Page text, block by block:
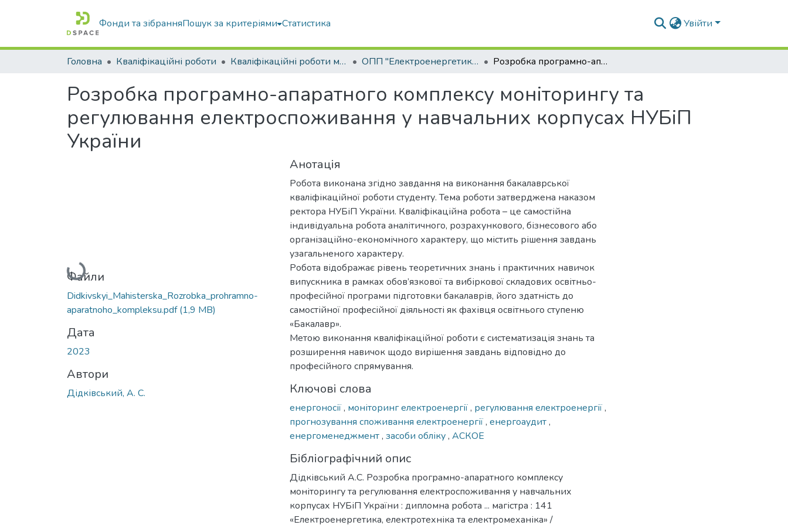
Фонди та зібранняПошук за критеріями Статистика Увійти
Головна Кваліфікаційні роботи Кваліфікаційні роботи магістрів ОПП "Електроенергетика, електротехніка та електромеханіка" Розробка програмно-апаратного комплексу моніторингу та регулювання електроспоживання у навчальних корпусах НУБіП України
Розробка програмно-апаратного комплексу моніторингу та
регулювання електроспоживання у навчальних корпусах НУБіП
України
Вантажиться...
Файли
Didkivskyi_Mahisterska_Rozrobka_prohramno-
aparatnoho_kompleksu.pdf(1,9 MB)
Дата
2023
Автори
Дідківський, А. С.
Анотація
Робота виконана згідно завдання на виконання бакалаврської
кваліфікаційної роботи студенту. Тема роботи затверджена наказом
ректора НУБіП України. Кваліфікаційна робота – це самостійна
індивідуальна робота аналітичного, розрахункового, бізнесового або
організаційно-економічного характеру, що містить рішення завдань
узагальненого характеру.
Робота відображає рівень теоретичних знань і практичних навичок
випускника в рамках обов’язкової та вибіркової складових освітньо-
професійної програми підготовки бакалаврів, його здатність до
самостійної професійної діяльності як фахівця освітнього ступеню
«Бакалавр».
Метою виконання кваліфікаційної роботи є систематизація знань та
розширення навичок щодо вирішення завдань відповідно до
професійного спрямування.
Ключові слова
енергоносії, моніторинг електроенергії, регулювання електроенергії,
прогнозування споживання електроенергії, енергоаудит,
енергоменеджмент, засоби обліку, АСКОЕ
Бібліографічний опис
Дідківський А.С. Розробка програмно-апаратного комплексу
моніторингу та регулювання електроспоживання у навчальних
корпусах НУБіП України : дипломна робота ... магістра : 141
«Електроенергетика, електротехніка та електромеханіка» /